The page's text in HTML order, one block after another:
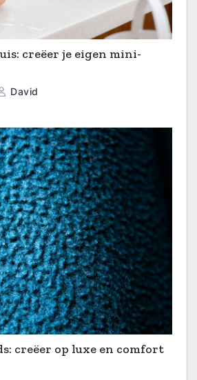
creëer je eigen mini-
David
creëer op luxe en comfort